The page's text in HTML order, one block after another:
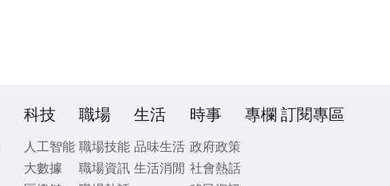
科技
人工智能
大數據
職場
職場技能
職場資訊
生活
品味生活
生活消閒
時事
政府政策
社會熱話
專欄 訂閱專區